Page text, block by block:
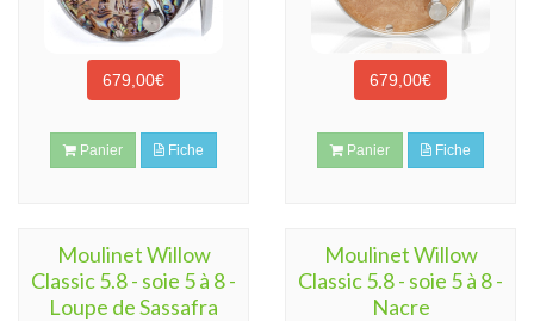
679,00€
Panier Fiche
679,00€
Panier Fiche
Moulinet Willow
Classic 5.8 - soie 5 à 8 -
Loupe de Sassafra
Moulinet Willow
Classic 5.8 - soie 5 à 8 -
Nacre